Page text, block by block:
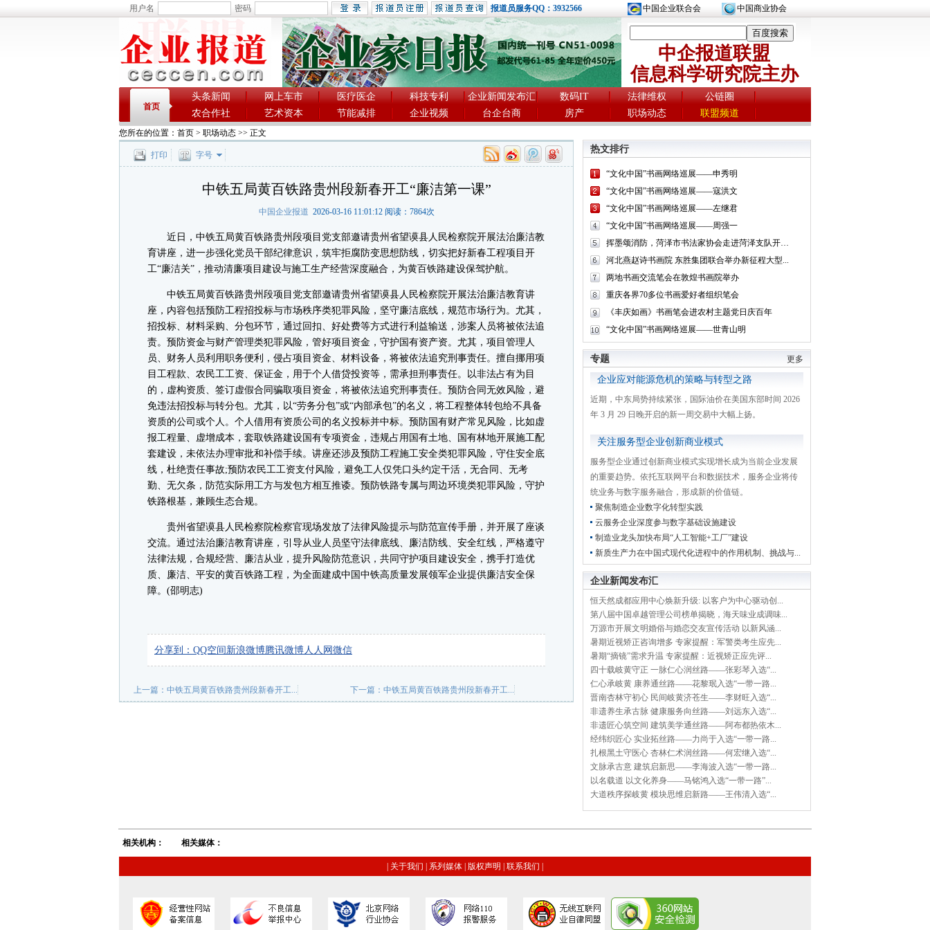
中国企业联合会 中国商业协会
用户名 密码 报道员服务QQ：3932566
中企报道联盟
信息科学研究院主办
首页
头条新闻 网上车市 医疗医企 科技专利 企业新闻发布汇 数码IT 法律维权
公链圈
农合作社
艺术资本 节能减排 企业视频 台企台商 房产 职场动态 联盟频道
您所在的位置： 首页 > 职场动态 >> 正文
打印 字号
中铁五局黄百铁路贵州段新春开工“廉洁第一课”
中国企业报道 2026-03-16 11:01:12 阅读： 7864次
近日，中铁五局黄百铁路贵州段项目党支部邀请贵州省望谟县人民检察院开展法治廉洁教
育讲座，进一步强化党员干部纪律意识，筑牢拒腐防变思想防线，切实把好新春工程项目开
工“廉洁关”，推动清廉项目建设与施工生产经营深度融合，为黄百铁路建设保驾护航。
中铁五局黄百铁路贵州段项目党支部邀请贵州省望谟县人民检察院开展法治廉洁教育讲
座，内容包括预防工程招投标与市场秩序类犯罪风险，坚守廉洁底线，规范市场行为。尤其，
招投标、材料采购、分包环节，通过回扣、好处费等方式进行利益输送，涉案人员将被依法追
责。预防资金与财产管理类犯罪风险，管好项目资金，守护国有资产资。尤其，项目管理人
员、财务人员利用职务便利，侵占项目资金、材料设备，将被依法追究刑事责任。擅自挪用项
目工程款、农民工工资、保证金，用于个人借贷投资等，需承担刑事责任。以非法占有为目
的，虚构资质、签订虚假合同骗取项目资金，将被依法追究刑事责任。预防合同无效风险，避
免违法招投标与转分包。尤其，以“劳务分包”或“内部承包”的名义，将工程整体转包给不具备
资质的公司或个人。个人借用有资质公司的名义投标并中标。预防国有财产常见风险，比如虚
报工程量、虚增成本，套取铁路建设国有专项资金，违规占用国有土地、国有林地开展施工配
套建设，未依法办理审批和补偿手续。讲座还涉及预防工程施工安全类犯罪风险，守住安全底
线，杜绝责任事故;预防农民工工资支付风险，避免工人仅凭口头约定干活，无合同、无考
勤、无欠条，防范实际用工方与发包方相互推诿。预防铁路专属与周边环境类犯罪风险，守护
铁路根基，兼顾生态合规。
贵州省望谟县人民检察院检察官现场发放了法律风险提示与防范宣传手册，并开展了座谈
交流。通过法治廉洁教育讲座，引导从业人员坚守法律底线、廉洁防线、安全红线，严格遵守
法律法规，合规经营、廉洁从业，提升风险防范意识，共同守护项目建设安全，携手打造优
质、廉洁、平安的黄百铁路工程，为全面建成中国中铁高质量发展领军企业提供廉洁安全保
障。(邵明志)
分享到： QQ空间 新浪微博腾讯微博人人网 微信
上一篇： 中铁五局黄百铁路贵州段新春开工... 下一篇： 中铁五局黄百铁路贵州段新春开工...
热文排行
“文化中国”书画网络巡展——申秀明
“文化中国”书画网络巡展——寇洪文
“文化中国”书画网络巡展——左继君
“文化中国”书画网络巡展——周强一
挥墨颂消防，菏泽市书法家协会走进菏泽支队开展...
河北燕赵诗书画院 东胜集团联合举办新征程大型...
两地书画交流笔会在敦煌书画院举办
重庆各界70多位书画爱好者组织笔会
《丰庆如画》书画笔会进农村主题党日庆百年
“文化中国”书画网络巡展——世青山明
更多
专题
企业应对能源危机的策略与转型之路
近期，中东局势持续紧张，国际油价在美国东部时间 2026
年 3 月 29 日晚开启的新一周交易中大幅上扬。
关注服务型企业创新商业模式
服务型企业通过创新商业模式实现增长成为当前企业发展
的重要趋势。依托互联网平台和数据技术，服务企业将传
统业务与数字服务融合，形成新的价值链。
聚焦制造企业数字化转型实践
云服务企业深度参与数字基础设施建设
制造业龙头加快布局“人工智能+工厂”建设
新质生产力在中国式现代化进程中的作用机制、挑战与...
企业新闻发布汇
恒天然成都应用中心焕新升级: 以客户为中心驱动创...
第八届中国卓越管理公司榜单揭晓，海天味业成调味...
万源市开展文明婚俗与婚恋交友宣传活动 以新风涵...
暑期近视矫正咨询增多 专家提醒：军警类考生应先...
暑期“摘镜”需求升温 专家提醒：近视矫正应先评...
四十载岐黄守正 一脉仁心润丝路——张彩琴入选“...
仁心承岐黄 康养通丝路——花黎珉入选“一带一路...
晋南杏林守初心 民间岐黄济苍生——李财旺入选“...
非遗养生承古脉 健康服务向丝路——刘远东入选“...
非遗匠心筑空间 建筑美学通丝路——阿布都热依木...
经纬织匠心 实业拓丝路——力尚于入选“一带一路...
扎根黑土守医心 杏林仁术润丝路——何宏继入选“...
文脉承古意 建筑启新思——李海波入选“一带一路...
以名载道 以文化养身——马铭鸿入选“一带一路”...
大道秩序探岐黄 模块思维启新路——王伟清入选“...
相关机构： 相关媒体：
关于我们 系列媒体 版权声明 联系我们